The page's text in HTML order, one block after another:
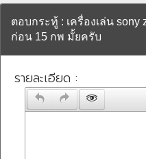
ตอบกระทู้ : เครื่องเล่น
ก่อน 15 กพ มั้ยครับ
รายละเอียด :